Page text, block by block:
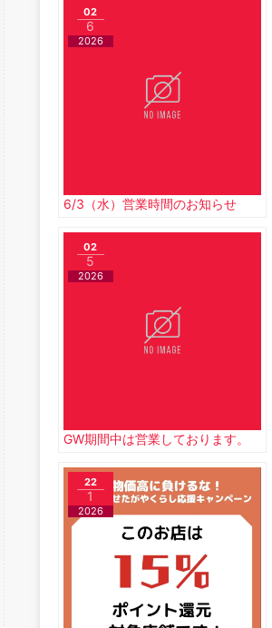
6/3（水）営業時間のお知らせ
02
6
2026
GW期間中は営業しております。
02
5
2026
22
1
2026